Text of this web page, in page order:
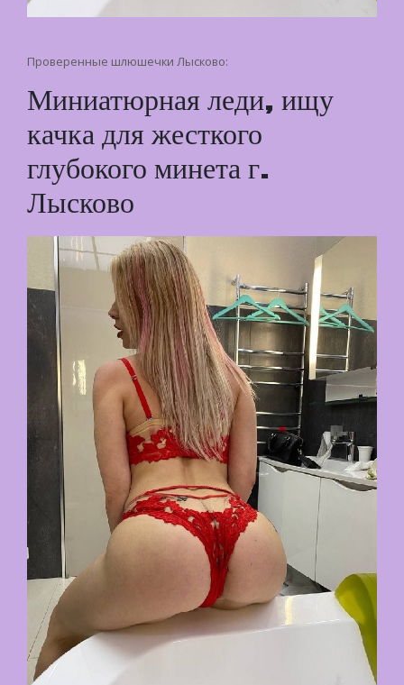
Проверенные шлюшечки Лысково:
Миниатюрная леди, ищу
качка для жесткого
глубокого минета г.
Лысково